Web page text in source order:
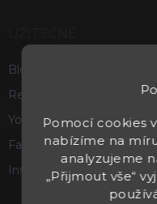
Pomocí cookies
nabízíme na
analyzujeme
„Přijmout vše“
Blog
Recenze a hodnocení
Youtube
Facebook
Instagram